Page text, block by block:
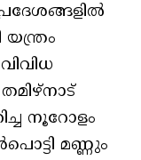
നൂറോളം
മണ്ണും